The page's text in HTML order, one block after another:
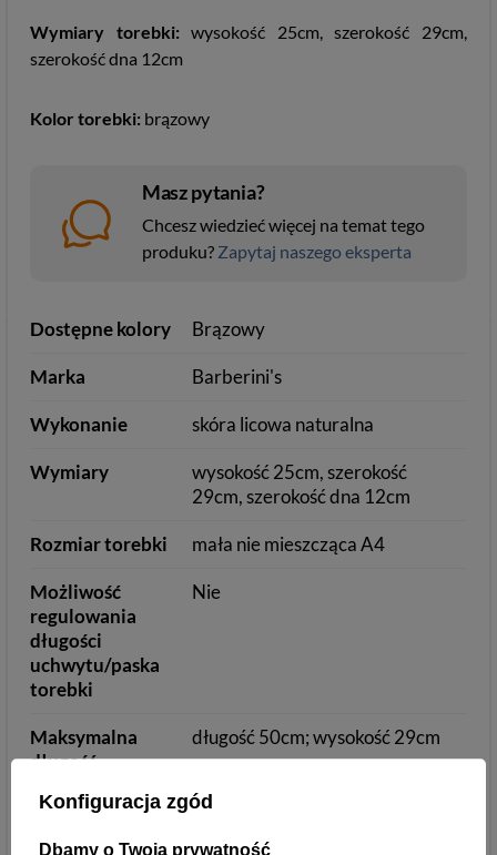
Wymiary torebki: wysokość 25cm, szerokość 29cm,
szerokość dna 12cm
Kolor torebki: brązowy
Masz pytania?
Chcesz wiedzieć więcej na temat tego
produku? Zapytaj naszego eksperta
Dostępne kolory Brązowy
Marka Barberini's
Wykonanie skóra licowa naturalna
Wymiary
wysokość 25cm, szerokość
29cm, szerokość dna 12cm
Rozmiar torebki mała nie mieszcząca A4
Możliwość
regulowania
długości
uchwytu/paska
torebki
Nie
Maksymalna
długość
długość 50cm; wysokość 29cm
Konfiguracja zgód
Dbamy o Twoją prywatność